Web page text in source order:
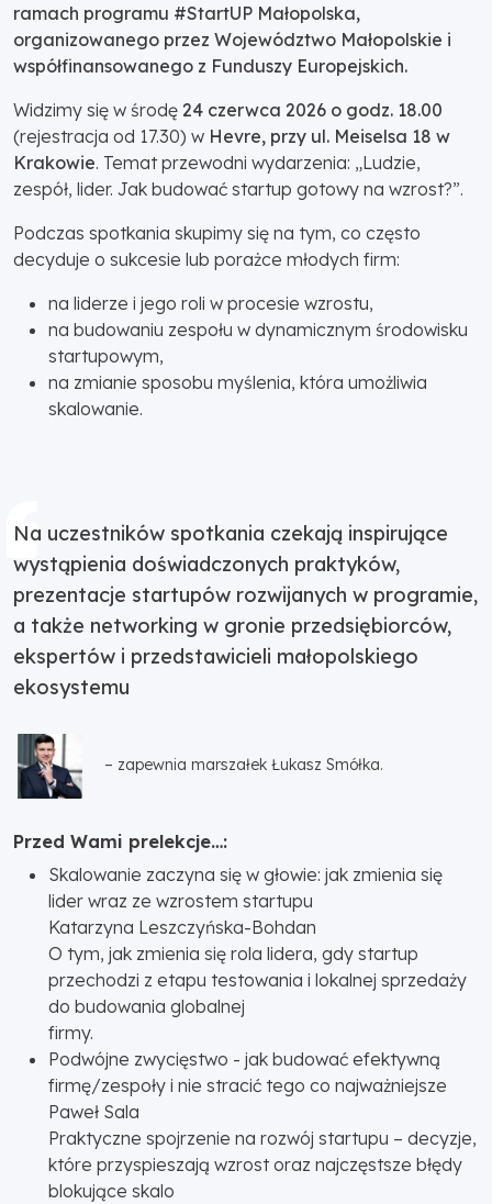
ramach programu #StartUP Małopolska,
organizowanego przez Województwo Małopolskie i
współfinansowanego z Funduszy Europejskich.
Widzimy się w środę 24 czerwca 2026 o godz. 18.00
(rejestracja od 17.30) w Hevre, przy ul. Meiselsa 18 w
Krakowie. Temat przewodni wydarzenia: „Ludzie,
zespół, lider. Jak budować startup gotowy na wzrost?”.
Podczas spotkania skupimy się na tym, co często
decyduje o sukcesie lub porażce młodych firm:
na liderze i jego roli w procesie wzrostu,
na budowaniu zespołu w dynamicznym środowisku
startupowym,
na zmianie sposobu myślenia, która umożliwia
skalowanie.
Na uczestników spotkania czekają inspirujące
wystąpienia doświadczonych praktyków,
prezentacje startupów rozwijanych w programie,
a także networking w gronie przedsiębiorców,
ekspertów i przedstawicieli małopolskiego
ekosystemu
– zapewnia marszałek Łukasz Smółka.
Przed Wami prelekcje…:
Skalowanie zaczyna się w głowie: jak zmienia się
lider wraz ze wzrostem startupu
Katarzyna Leszczyńska-Bohdan
O tym, jak zmienia się rola lidera, gdy startup
przechodzi z etapu testowania i lokalnej sprzedaży
do budowania globalnej
firmy.
Podwójne zwycięstwo - jak budować efektywną
firmę/zespoły i nie stracić tego co najważniejsze
Paweł Sala
Praktyczne spojrzenie na rozwój startupu – decyzje,
które przyspieszają wzrost oraz najczęstsze błędy
blokujące skalo